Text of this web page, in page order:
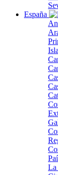
España
La